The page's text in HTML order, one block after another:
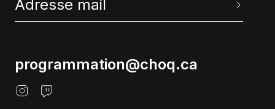
programmation@choq.ca